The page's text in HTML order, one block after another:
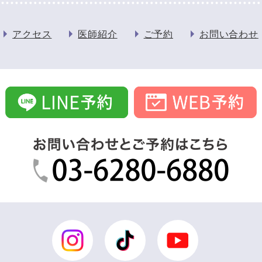
アクセス 医師紹介 ご予約 お問い合わせ